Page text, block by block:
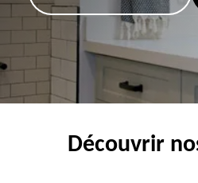
Découvrir